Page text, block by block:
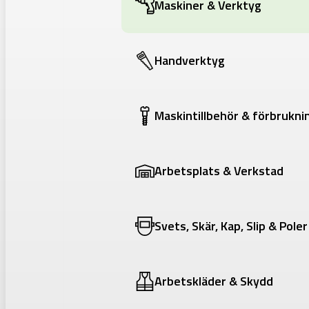
Maskiner & Verktyg
Handverktyg
Maskintillbehör &
Arbetsplats & Verkstad
Svets, Skär, Kap, Slip & Poler
Arbetskläder & Skydd